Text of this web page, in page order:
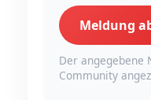
Meldung
Der angegebene
Community